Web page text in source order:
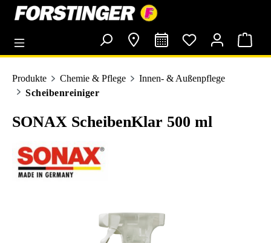
springen
Produkte Chemie & Pflege
Innen- & Außenpflege
Scheibenreiniger
SONAX ScheibenKlar 500 ml